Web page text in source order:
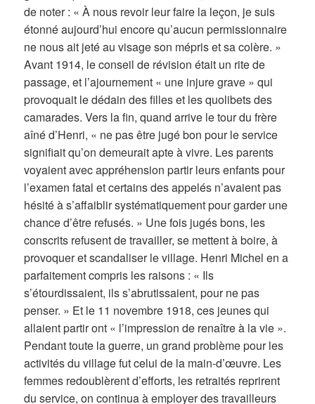
de noter : « À nous revoir leur faire la leçon, je suis
étonné aujourd’hui encore qu’aucun permissionnaire
ne nous ait jeté au visage son mépris et sa colère. »
Avant 1914, le conseil de révision était un rite de
passage, et l’ajournement « une injure grave » qui
provoquait le dédain des filles et les quolibets des
camarades. Vers la fin, quand arrive le tour du frère
aîné d’Henri, « ne pas être jugé bon pour le service
signifiait qu’on demeurait apte à vivre. Les parents
voyaient avec appréhension partir leurs enfants pour
l’examen fatal et certains des appelés n’avaient pas
hésité à s’affaiblir systématiquement pour garder une
chance d’être refusés. » Une fois jugés bons, les
conscrits refusent de travailler, se mettent à boire, à
provoquer et scandaliser le village. Henri Michel en a
parfaitement compris les raisons : « Ils
s’étourdissaient, ils s’abrutissaient, pour ne pas
penser. » Et le 11 novembre 1918, ces jeunes qui
allaient partir ont « l’impression de renaître à la vie ».
Pendant toute la guerre, un grand problème pour les
activités du village fut celui de la main-d’œuvre. Les
femmes redoublèrent d’efforts, les retraités reprirent
du service, on continua à employer des travailleurs